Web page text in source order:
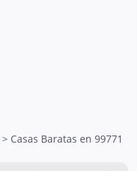
> Casas Baratas en 99771